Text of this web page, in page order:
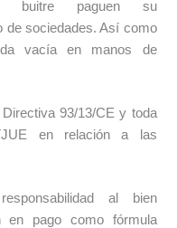
buitre paguen su
de sociedades. Así como
vacía en manos de
Directiva 93/13/CE y toda
en relación a las
al bien
en pago como fórmula